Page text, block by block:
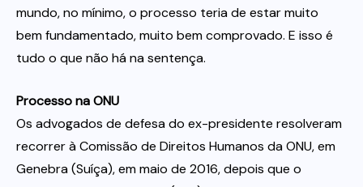
mundo, no mínimo, o processo teria de estar muito
bem fundamentado, muito bem comprovado. E isso é
tudo o que não há na sentença.
Processo na ONU
Os advogados de defesa do ex-presidente resolveram
recorrer à Comissão de Direitos Humanos da ONU, em
Genebra (Suíça), em maio de 2016, depois que o